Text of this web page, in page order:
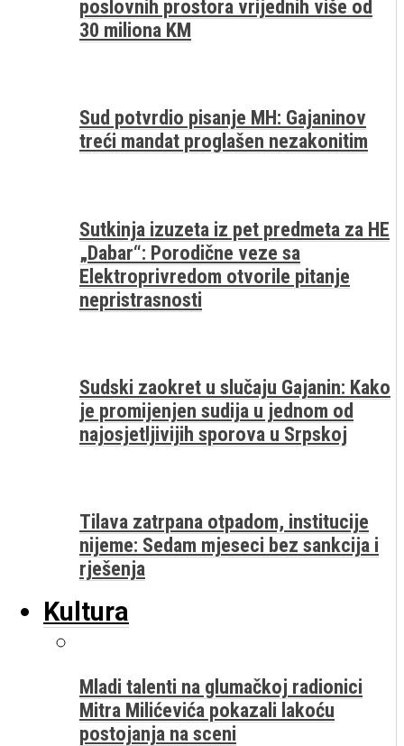
poslovnih prostora vrijednih više od
30 miliona KM
Sud potvrdio pisanje MH: Gajaninov
treći mandat proglašen nezakonitim
Sutkinja izuzeta iz pet predmeta za HE
„Dabar“: Porodične veze sa
Elektroprivredom otvorile pitanje
nepristrasnosti
Sudski zaokret u slučaju Gajanin: Kako
je promijenjen sudija u jednom od
najosjetljivijih sporova u Srpskoj
Tilava zatrpana otpadom, institucije
nijeme: Sedam mjeseci bez sankcija i
rješenja
Kultura
Mladi talenti na glumačkoj radionici
Mitra Milićevića pokazali lakoću
postojanja na sceni